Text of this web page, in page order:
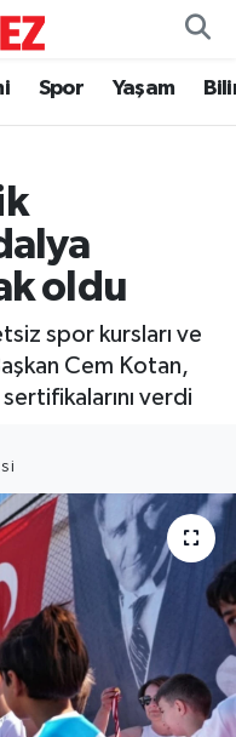
Spor Yaşam
oldu
spor kursları ve
Cem Kotan,
verdi
Fikstür